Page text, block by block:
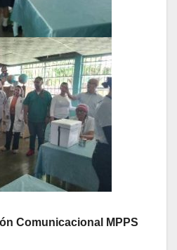
Comunicacional MPPS